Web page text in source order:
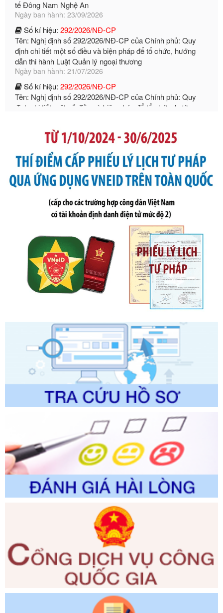
Số kí hiệu: 292/2026/NĐ-CP
Tên: Nghị định số 292/2026/NĐ-CP của Chính phủ: Quy
định chi tiết một số điều và biện pháp để tổ chức, hướng
dẫn thi hành Luật Quản lý ngoại thương
Ngày ban hành: 21/07/2026
Số kí hiệu:292/2026/NĐ-CP
Tên: Nghị định số 292/2026/NĐ-CP của Chính phủ: Quy
định chi tiết một số điều và biện pháp để tổ chức, hướng
dẫn thi hành Luật Quản lý ngoại thương
Ngày ban hành: 21/07/2026
Tên: Thông tư số 105/2026/TT-BTC của Bộ Tài chính: Bãi
bỏ Thông tư số 87/2019/TT- BТC ngày 19 tháng 12 năm
2019 của Bộ trưởng Bộ Tài chính hướng dẫn thực hiện xử
phạt vi phạm hành chính trong lĩnh vực kho bạc nhà nước
Ngày ban hành: 21/07/2026
Số kí hiệu:291/2026/NĐ-CP
Tên: Nghị định số 291/2026/NĐ-CP của Chính phủ: Sửa
đổi, bổ sung một số điều của Nghị định số 125/2020/NĐ-СР
ngày 19 tháng 10 năm 2020 của Chính phủ quy định xử
phạt vi phạm hành chính về thuế, hóa đơn được sửa đổi, bổ
sung bởi Nghị định số 102/2021/NĐ-CP
Ngày ban hành: 20/07/2026
Số kí hiệu:2303/QĐ-UBND
Tên: Quyết định công bố Danh mục thủ tục hành chính mới
ban hành, được sửa đổi, bổ sung, bị bãi bỏ và phê duyệt
Quy trình nội bộ, quy trình điện tử giải quyết thủ tục hành
chính trong một số lĩnh vực thuộc phạm vi chức năng quản
Ngày ban hành: 01/06/2026
Số kí hiệu:2304/QĐ-UBND
Tên: Quyết định công bố Danh mục thủ tục hành chính
được sửa đổi, bổ sung và phê duyệt Quy trình nội bộ, quy
trình điện tử giải quyết thủ tục hành chính trong lĩnh vực Du
lịch thuộc phạm vi chức năng quản lý của Sở Văn hóa, Thể
thao và Du lịch
Ngày ban hành: 01/06/2026
2310/QĐ-UBND
Tên: Về việc công bố Danh mục thủ tục hành chính sửa
đổi, bổ sung và phê duyệt Quy trình nội bộ, quy trình điện tử
trong giải quyết thủtục hành chính lĩnh vực biến đổi khí hậu
thuộc phạm vi giải quyết của Sở Nông nghiệp và Môi
trường
Ngày ban hành: 01/06/2026
Số kí hiệu:2300/QĐ-UBND
Tên: V/v công bố danh mục thủ tục hành chính được sửa
đổi, bổ sung và phê duyệt quy trình nội bộ, quy trình điện tử
giải quyết thủ tục hành chính trong lĩnh vực Luật sư thuộc
phạm vi chức năng quản lý của Sở Tư pháp
Ngày ban hành: 01/06/2026
351/2025/NĐ-CP
Tên: Nghị định số 351/2025/NĐ-CP của Chính phủ: Quy
định chuẩn nghèo đa chiều quốc gia giai đoạn 2026 - 2030
Ngày ban hành: 29/12/2026